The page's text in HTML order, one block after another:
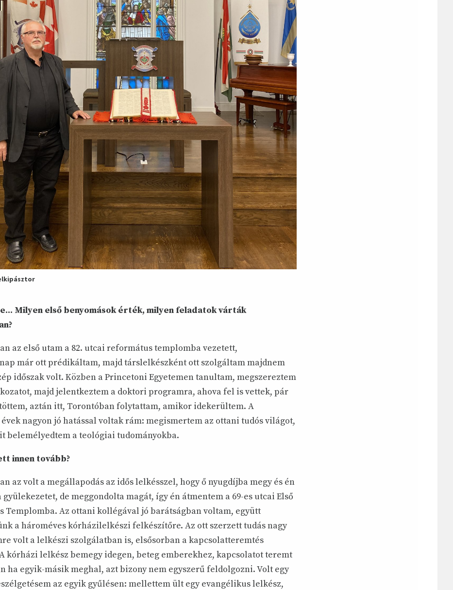
Milyen első benyomások érték, milyen feladatok várták
az első utam a 82. utcai református templomba vezetett,
már ott prédikáltam, majd társlelkészként ott szolgáltam majdnem
időszak volt. Közben a Princetoni Egyetemen tanultam, megszereztem
majd jelentkeztem a doktori programra, ahova fel is vettek, pár
aztán itt, Torontóban folytattam, amikor idekerültem. A
nagyon jó hatással voltak rám: megismertem az ottani tudós világot,
belemélyedtem a teológiai tudományokba.
innen tovább?
az volt a megállapodás az idős lelkésszel, hogy ő nyugdíjba megy és én
gyülekezetet, de meggondolta magát, így én átmentem a 69-es utcai Első
Templomba. Az ottani kollégával jó barátságban voltam, együtt
a hároméves kórházilelkészi felkészítőre. Az ott szerzett tudás nagy
volt a lelkészi szolgálatban is, elsősorban a kapcsolatteremtés
kórházi lelkész bemegy idegen, beteg emberekhez, kapcsolatot teremt
ha egyik-másik meghal, azt bizony nem egyszerű feldolgozni. Volt egy
az egyik gyűlésen: mellettem ült egy evangélikus lelkész,